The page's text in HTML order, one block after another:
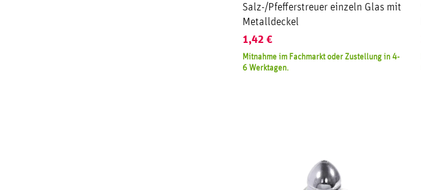
Salz-/Pfefferstreuer einzeln Glas mit
Metalldeckel
1,42 €
Mitnahme im Fachmarkt oder Zustellung in 4-
6 Werktagen.